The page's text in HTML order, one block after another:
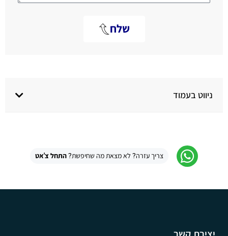
שלח
ניווט בעמוד
צריך עזרה? לא מצאת מה שחיפשת?התחל צ'אט